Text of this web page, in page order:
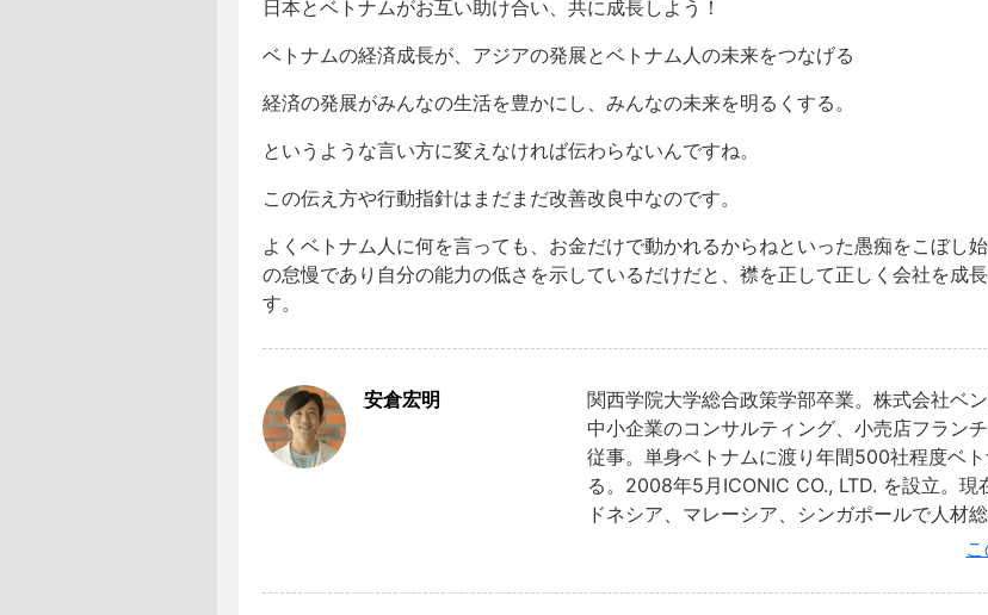
日本とベトナムがお互い助け合い、共に成長しよう！
ベトナムの経済成長が、アジアの発展とベトナム人の未来をつなげる
経済の発展がみんなの生活を豊かにし、みんなの未来を明るくする。
というような言い方に変えなければ伝わらないんですね。
この伝え方や行動指針はまだまだ改善改良中なのです。
よくベトナム人に何を言っても、お金だけで動かれるからねといった愚痴をこぼし
の怠慢であり自分の能力の低さを示しているだけだと、襟を正して正しく会社を成
す。
安倉宏明
関西学院大学総合政策学部卒業。株式会社ベ
中小企業のコンサルティング、小売店フラン
従事。単身ベトナムに渡り年間500社程度ベ
る。2008年5月ICONIC CO., LTD. を設立。現
ドネシア、マレーシア、シンガポールで人材